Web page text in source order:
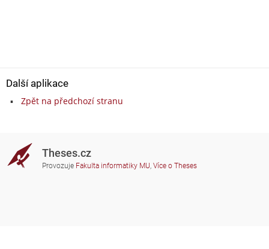
Další aplikace
Zpět na předchozí stranu
Theses.cz
Provozuje Fakulta informatiky MU, Více o Theses